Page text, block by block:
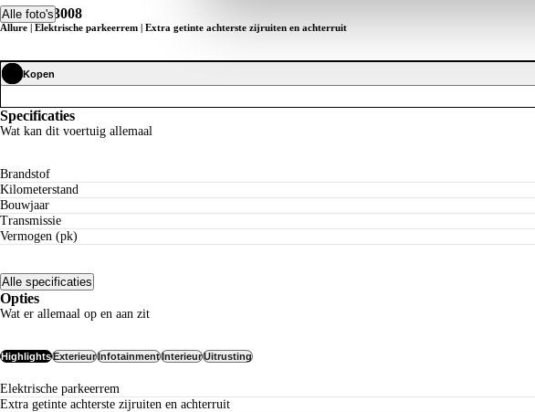
Alle foto's
Peugeot 3008
Allure | Elektrische parkeerrem | Extra getinte achterste zijruiten en achterruit
Kopen
Specificaties
Wat kan dit voertuig allemaal
Brandstof
Kilometerstand
Bouwjaar
Transmissie
Vermogen (pk)
Alle specificaties
Opties
Wat er allemaal op en aan zit
HighlightsExterieurInfotainmentInterieurUitrusting
Elektrische parkeerrem
Extra getinte achterste zijruiten en achterruit